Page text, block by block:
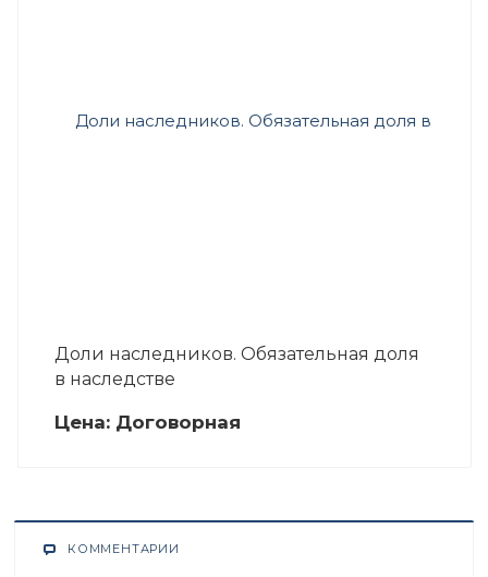
Доли наследников. Обязательная доля
в наследстве
Цена: Договорная
КОММЕНТАРИИ